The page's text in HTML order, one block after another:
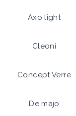
Axo light
Cleoni
Concept Verre
De majo